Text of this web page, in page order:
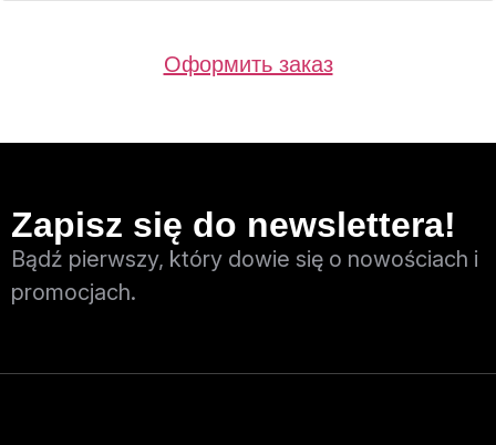
Оформить заказ
Zapisz się do newslettera!
Bądź pierwszy, który dowie się o nowościach i
promocjach.